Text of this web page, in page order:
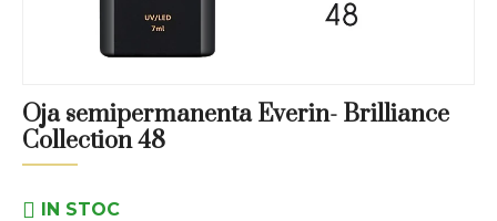
Oja semipermanenta Everin- Brilliance
Collection 48
IN STOC